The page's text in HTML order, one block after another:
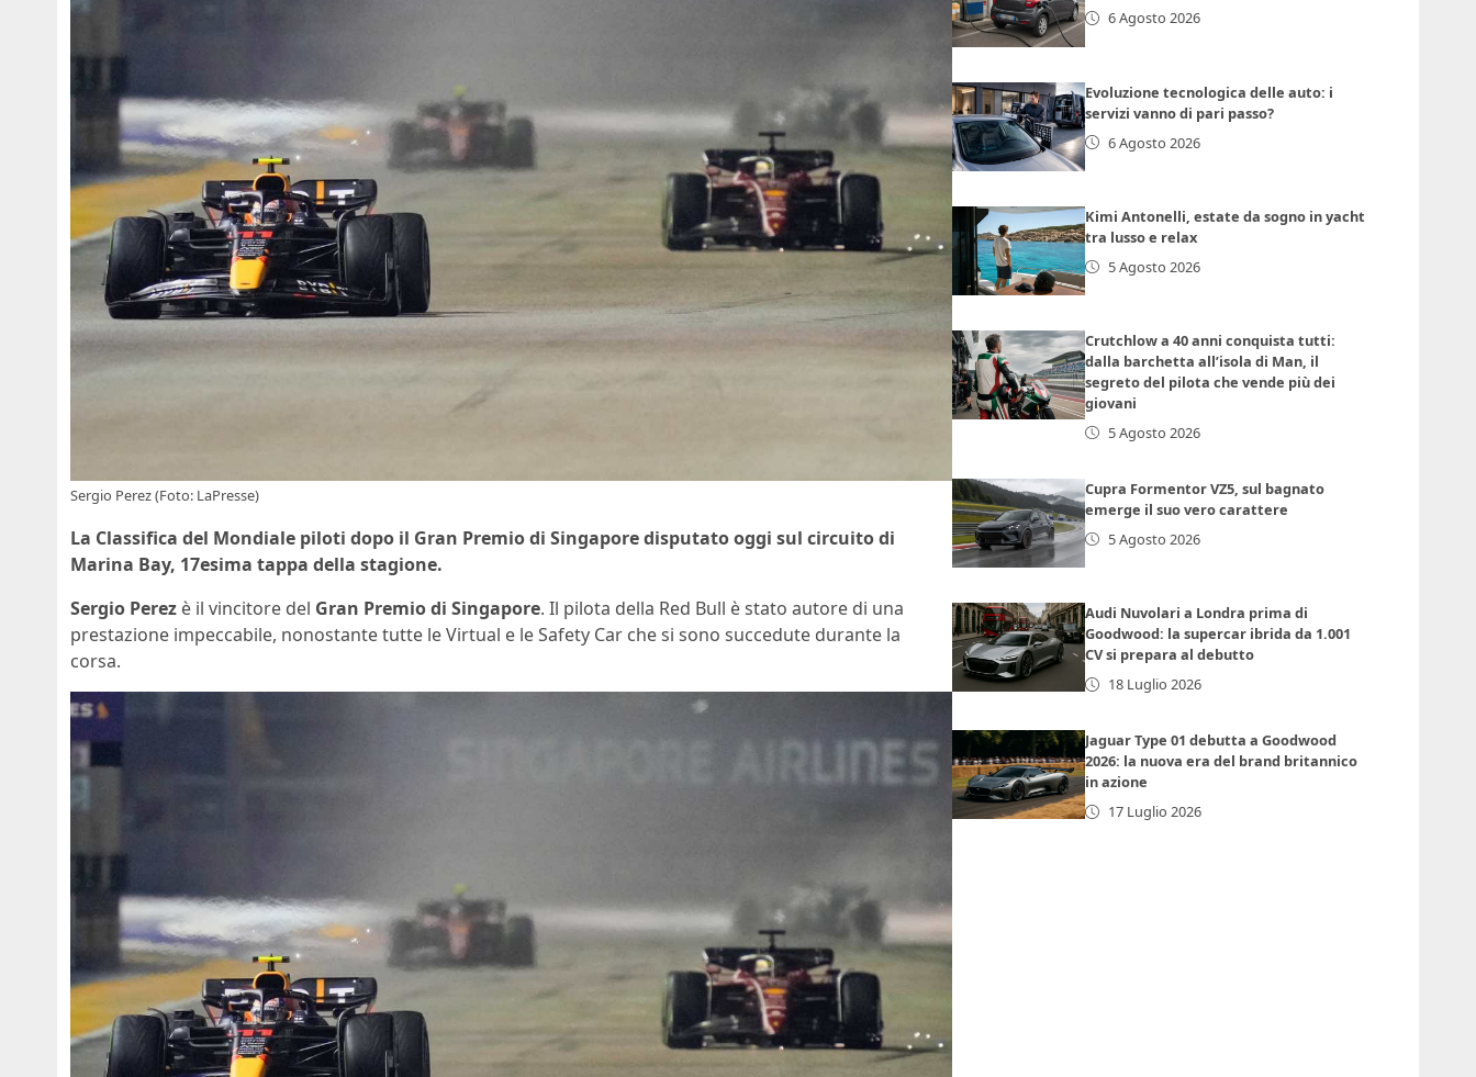
Sergio Perez (Foto: LaPresse)
La Classifica del Mondiale piloti dopo il Gran Premio di Singapore disputato oggi sul circuito di
Marina Bay, 17esima tappa della stagione.
Sergio Perez è il vincitore del Gran Premio di Singapore. Il pilota della Red Bull è stato autore di una
prestazione impeccabile, nonostante tutte le Virtual e le Safety Car che si sono succedute durante la
corsa.
6 Agosto 2026
Evoluzione tecnologica delle auto: i
servizi vanno di pari passo?
6 Agosto 2026
Kimi Antonelli, estate da sogno in yacht
tra lusso e relax
5 Agosto 2026
Crutchlow a 40 anni conquista tutti:
dalla barchetta all’isola di Man, il
segreto del pilota che vende più dei
giovani
5 Agosto 2026
Cupra Formentor VZ5, sul bagnato
emerge il suo vero carattere
5 Agosto 2026
Audi Nuvolari a Londra prima di
Goodwood: la supercar ibrida da 1.001
CV si prepara al debutto
18 Luglio 2026
Jaguar Type 01 debutta a Goodwood
2026: la nuova era del brand britannico
in azione
17 Luglio 2026